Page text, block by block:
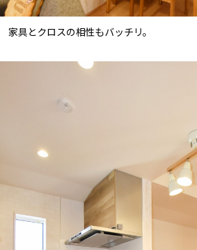
家具とクロスの相性もバッチリ。